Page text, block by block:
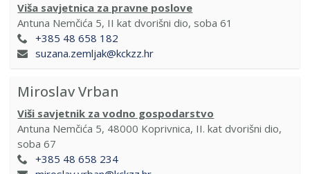
Viša savjetnica za pravne poslove
Antuna Nemčića 5, II kat dvorišni dio, soba 61
+385 48 658 182
suzana.zemljak@kckzz.hr
Miroslav Vrban
Viši savjetnik za vodno gospodarstvo
Antuna Nemčića 5, 48000 Koprivnica, II. kat dvorišni dio,
soba 67
+385 48 658 234